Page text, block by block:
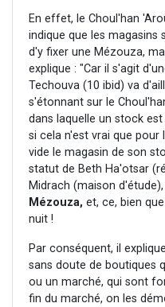
En effet, le Choul'han
indique que les magasins
d'y fixer une Mézouza,
explique : "Car il s'agit
Techouva (10 ibid) va
s'étonnant sur le
dans laquelle un stock
si cela n'est vrai que pour
vide le magasin de son
statut de Beth Ha'otsar
Midrach (maison d'étude),
Mézouza, et, ce, bien
nuit !
Par conséquent, il
sans doute de boutiques
ou un marché, qui sont
fin du marché, on les